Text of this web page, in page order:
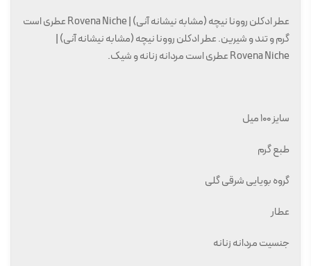
عطر ادکلن روونا نیچه (مشابه نیشانه آنی) | Rovena Niche عطری است
گرم و تند و شیرین. عطر ادکلن روونا نیچه (مشابه نیشانه آنی) |
Rovena Niche عطری است مردانه زنانه و شیک.
سایز 100 میل
طبع گرم
گروه بویایی شرقی گلی
عطار
جنسیت مردانه زنانه